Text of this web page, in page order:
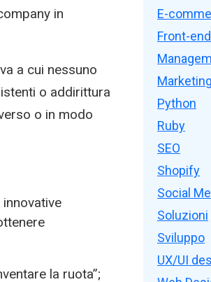
in
a cui nessuno
o addirittura
o in modo
la ruota”;
E-
Front-end
Marketing
Python
Ruby
SEO
Shopify
Social
Soluzioni
Sviluppo
UX/UI